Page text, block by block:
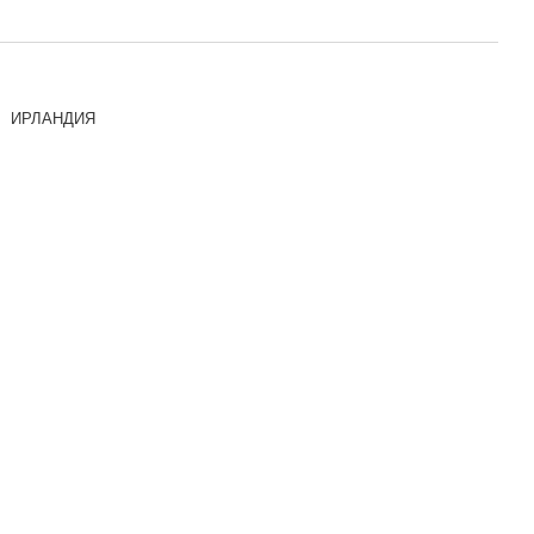
ИРЛАНДИЯ